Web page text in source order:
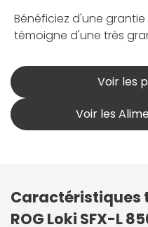
Bénéficiez d'une grantie
témoigne d'une très
Voir les
Voir les
Caractéristiques
ROG Loki SFX-L